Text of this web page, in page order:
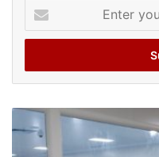
your
Email